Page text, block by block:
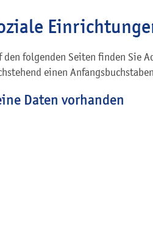
den folgenden Seiten finden Sie
einen
Daten vorhanden